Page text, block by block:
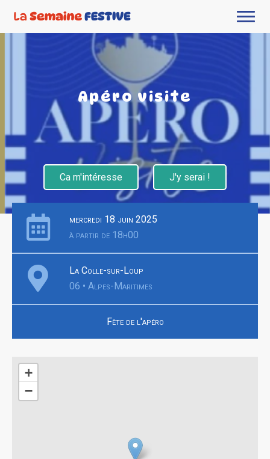
Apéro visite
Ca m'intéresse J'y serai !
mercredi 18 juin 2025
à partir de 18h00
La Colle-sur-Loup
06 • Alpes-Maritimes
Fête de l'apéro
+
−